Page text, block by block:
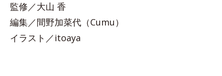
監修／大山 香
編集／間野加菜代（Cumu）
イラスト／itoaya